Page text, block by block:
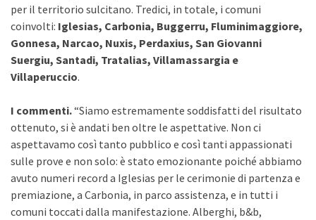
per il territorio sulcitano. Tredici, in totale, i comuni
coinvolti: Iglesias, Carbonia, Buggerru, Fluminimaggiore,
Gonnesa, Narcao, Nuxis, Perdaxius, San Giovanni
Suergiu, Santadi, Tratalias, Villamassargia e
Villaperuccio.
I commenti.“Siamo estremamente soddisfatti del risultato
ottenuto, si è andati ben oltre le aspettative. Non ci
aspettavamo così tanto pubblico e così tanti appassionati
sulle prove e non solo: è stato emozionante poiché abbiamo
avuto numeri record a Iglesias per le cerimonie di partenza e
premiazione, a Carbonia, in parco assistenza, e in tutti i
comuni toccati dalla manifestazione. Alberghi, b&b,